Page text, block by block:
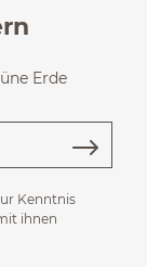
Erde
Kenntnis
ihnen